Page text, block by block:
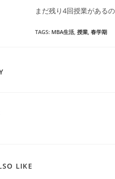
まだ残り4回授業がある
TAGS: MBA生活 授業 春学期
LIKE